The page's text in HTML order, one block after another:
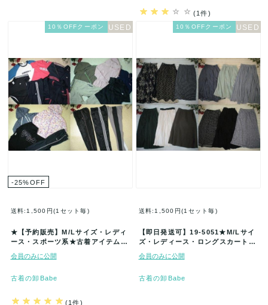
(1件)
10％OFFクーポン
-25%OFF
送料:1,500円(1セット毎)
★【予約販売】M/Lサイズ・レディ
ース・スポーツ系★古着アイテム福
★…
会員のみに公開
古着の卸Babe
(1件)
10％OFFクーポン
送料:1,500円(1セット毎)
【即日発送可】19-5051★M/Lサイ
ズ・レディース・ロングスカート
会員のみに公開
古着の卸Babe